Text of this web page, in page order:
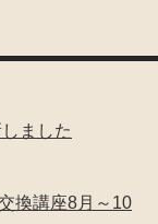
ました
換講座8月～10